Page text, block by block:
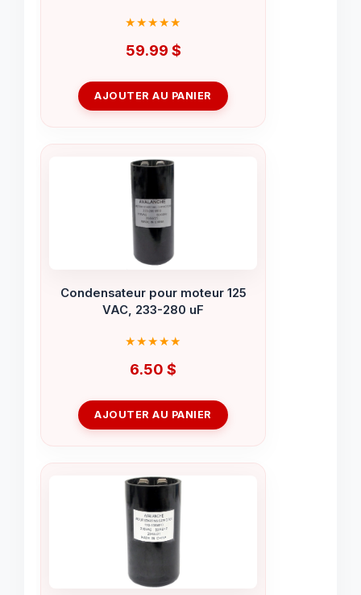
59.99 $
AJOUTER AU PANIER
Condensateur pour moteur 125
VAC, 233-280 uF
6.50 $
AJOUTER AU PANIER